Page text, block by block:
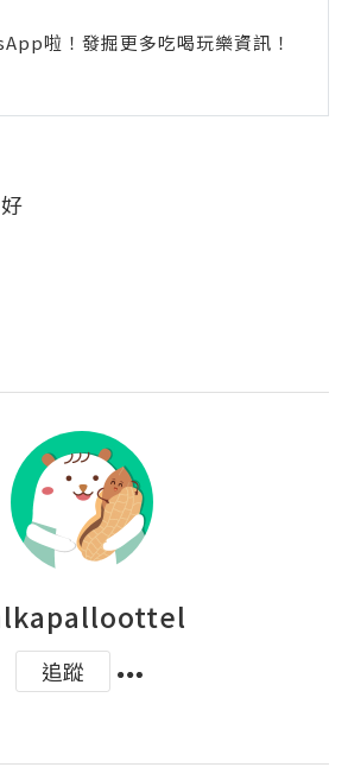
啦！發掘更多吃喝玩樂資訊！
追蹤